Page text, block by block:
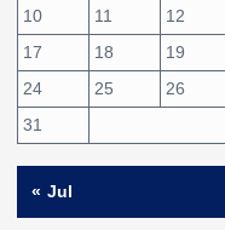
10
11 12
17
18 19
24
25 26
31
« Jul